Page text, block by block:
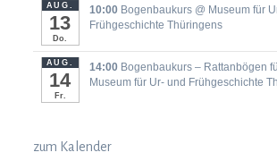
AUG.
13
Do.
10:00 Bogenbaukurs @ Museum für
Frühgeschichte Thüringens
AUG.
14
Fr.
14:00 Bogenbaukurs ‒ Rattanbögen
Museum für Ur- und Frühgeschichte
zum Kalender